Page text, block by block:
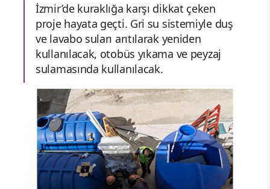
İzmir’de kuraklığa karşı dikkat çeken
proje hayata geçti. Gri su sistemiyle duş
ve lavabo suları arıtılarak yeniden
kullanılacak, otobüs yıkama ve peyzaj
sulamasında kullanılacak.